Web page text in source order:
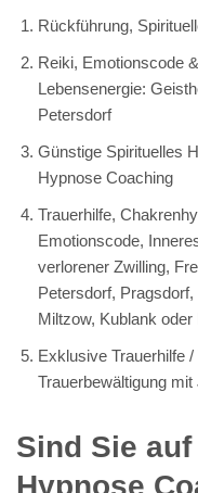
Rückführung,
Reiki, Emotionscode
Lebensenergie:
Petersdorf
Günstige Spirituelles
Hypnose Coaching
Trauerhilfe,
Emotionscode,
verlorener Zwilling,
Petersdorf,
Miltzow, Kublank
Exklusive Trauerhilfe
Trauerbewältigung
Sind Sie
Hypnose